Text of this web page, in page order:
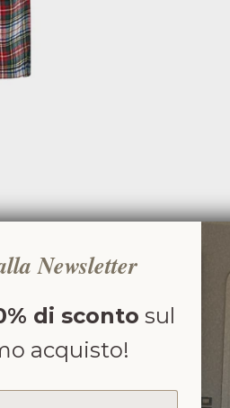
Newsletter
di sconto sul
acquisto!